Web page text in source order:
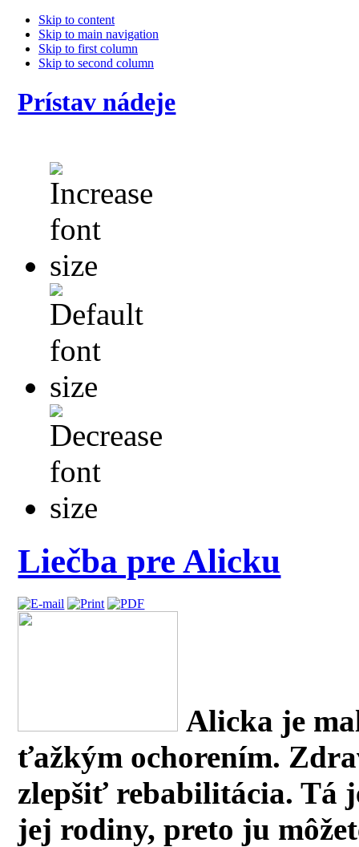
Skip to content
Skip to main navigation
Skip to first column
Skip to second column
Prístav nádeje
Liečba pre Alicku
Alicka je
ťažkým ochorením.
zlepšiť rebabilitácia. Tá
jej rodiny, preto ju